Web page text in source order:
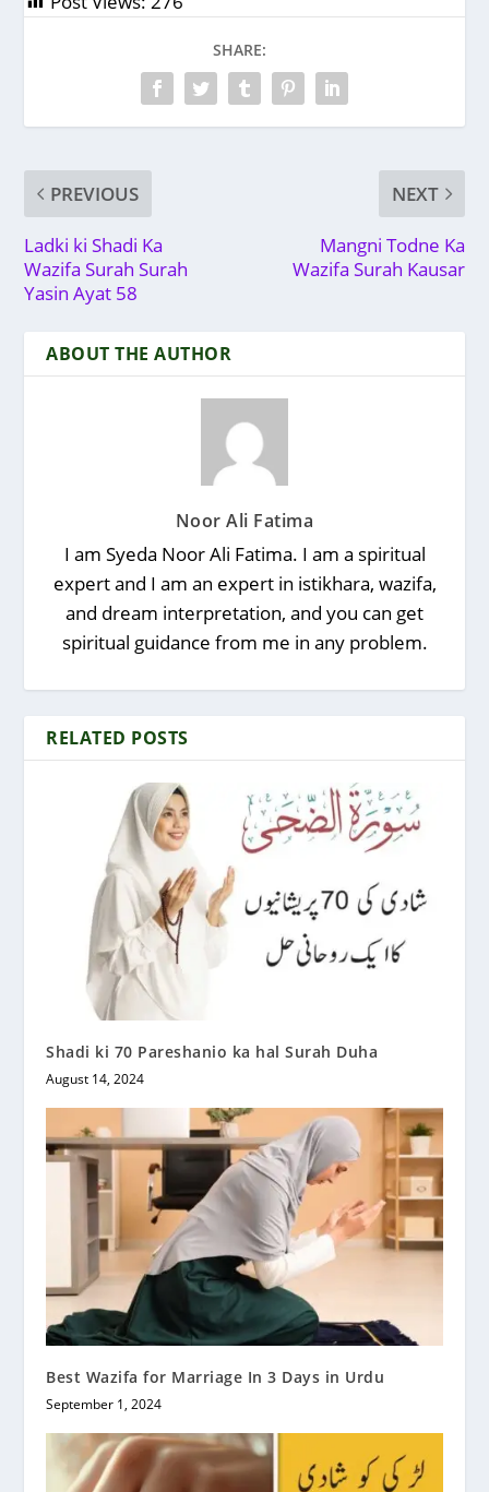
SHARE:
PREVIOUS
Ladki ki Shadi Ka
Wazifa Surah Surah
Yasin Ayat 58
NEXT
Mangni Todne Ka
Wazifa Surah Kausar
ABOUT THE AUTHOR
Noor Ali Fatima
I am Syeda Noor Ali Fatima. I am a spiritual
expert and I am an expert in istikhara, wazifa,
and dream interpretation, and you can get
spiritual guidance from me in any problem.
RELATED POSTS
Shadi ki 70 Pareshanio ka hal Surah Duha
August 14, 2024
Best Wazifa for Marriage In 3 Days in Urdu
September 1, 2024